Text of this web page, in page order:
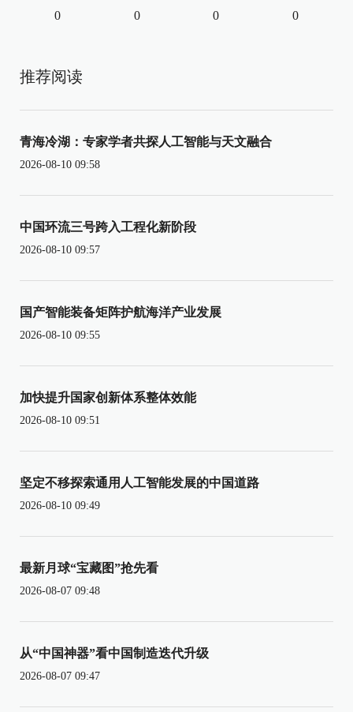
0 0 0 0
推荐阅读
青海冷湖：专家学者共探人工智能与天文融合
2026-08-10 09:58
中国环流三号跨入工程化新阶段
2026-08-10 09:57
国产智能装备矩阵护航海洋产业发展
2026-08-10 09:55
加快提升国家创新体系整体效能
2026-08-10 09:51
坚定不移探索通用人工智能发展的中国道路
2026-08-10 09:49
最新月球“宝藏图”抢先看
2026-08-07 09:48
从“中国神器”看中国制造迭代升级
2026-08-07 09:47